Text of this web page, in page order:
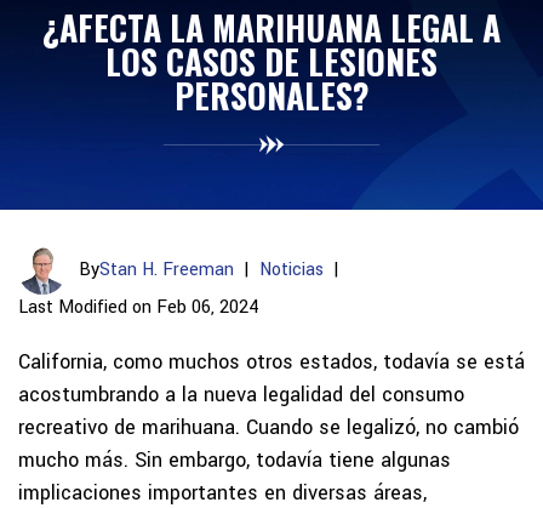
¿AFECTA LA MARIHUANA LEGAL A
LOS CASOS DE LESIONES
PERSONALES?
ByStan H. Freeman | Noticias |
Last Modified on Feb 06, 2024
California, como muchos otros estados, todavía se está
acostumbrando a la nueva legalidad del consumo
recreativo de marihuana. Cuando se legalizó, no cambió
mucho más. Sin embargo, todavía tiene algunas
implicaciones importantes en diversas áreas,